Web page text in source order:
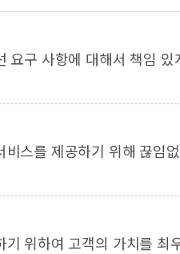
요구 사항에 대해서 책임
스를 제공하기 위해 끊임
위하여 고객의 가치를